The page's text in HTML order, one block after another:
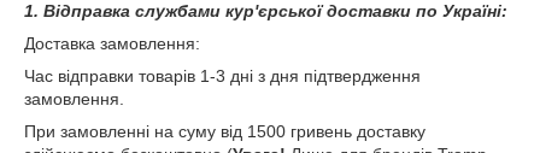
1. Відправка службами кур'єрської доставки по Україні:
Доставка замовлення:
Час відправки товарів 1-3 дні з дня підтвердження
замовлення.
При замовленні на суму від 1500 гривень доставку